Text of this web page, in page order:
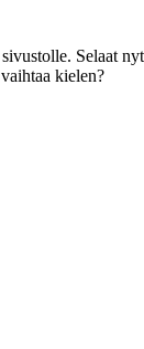
Selaat
kielen?